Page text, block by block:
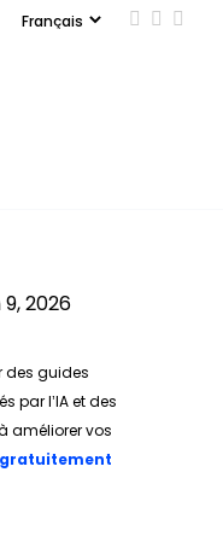
Add us
Follow
2026
des guides
par l’IA et des
améliorer vos
gratuitement